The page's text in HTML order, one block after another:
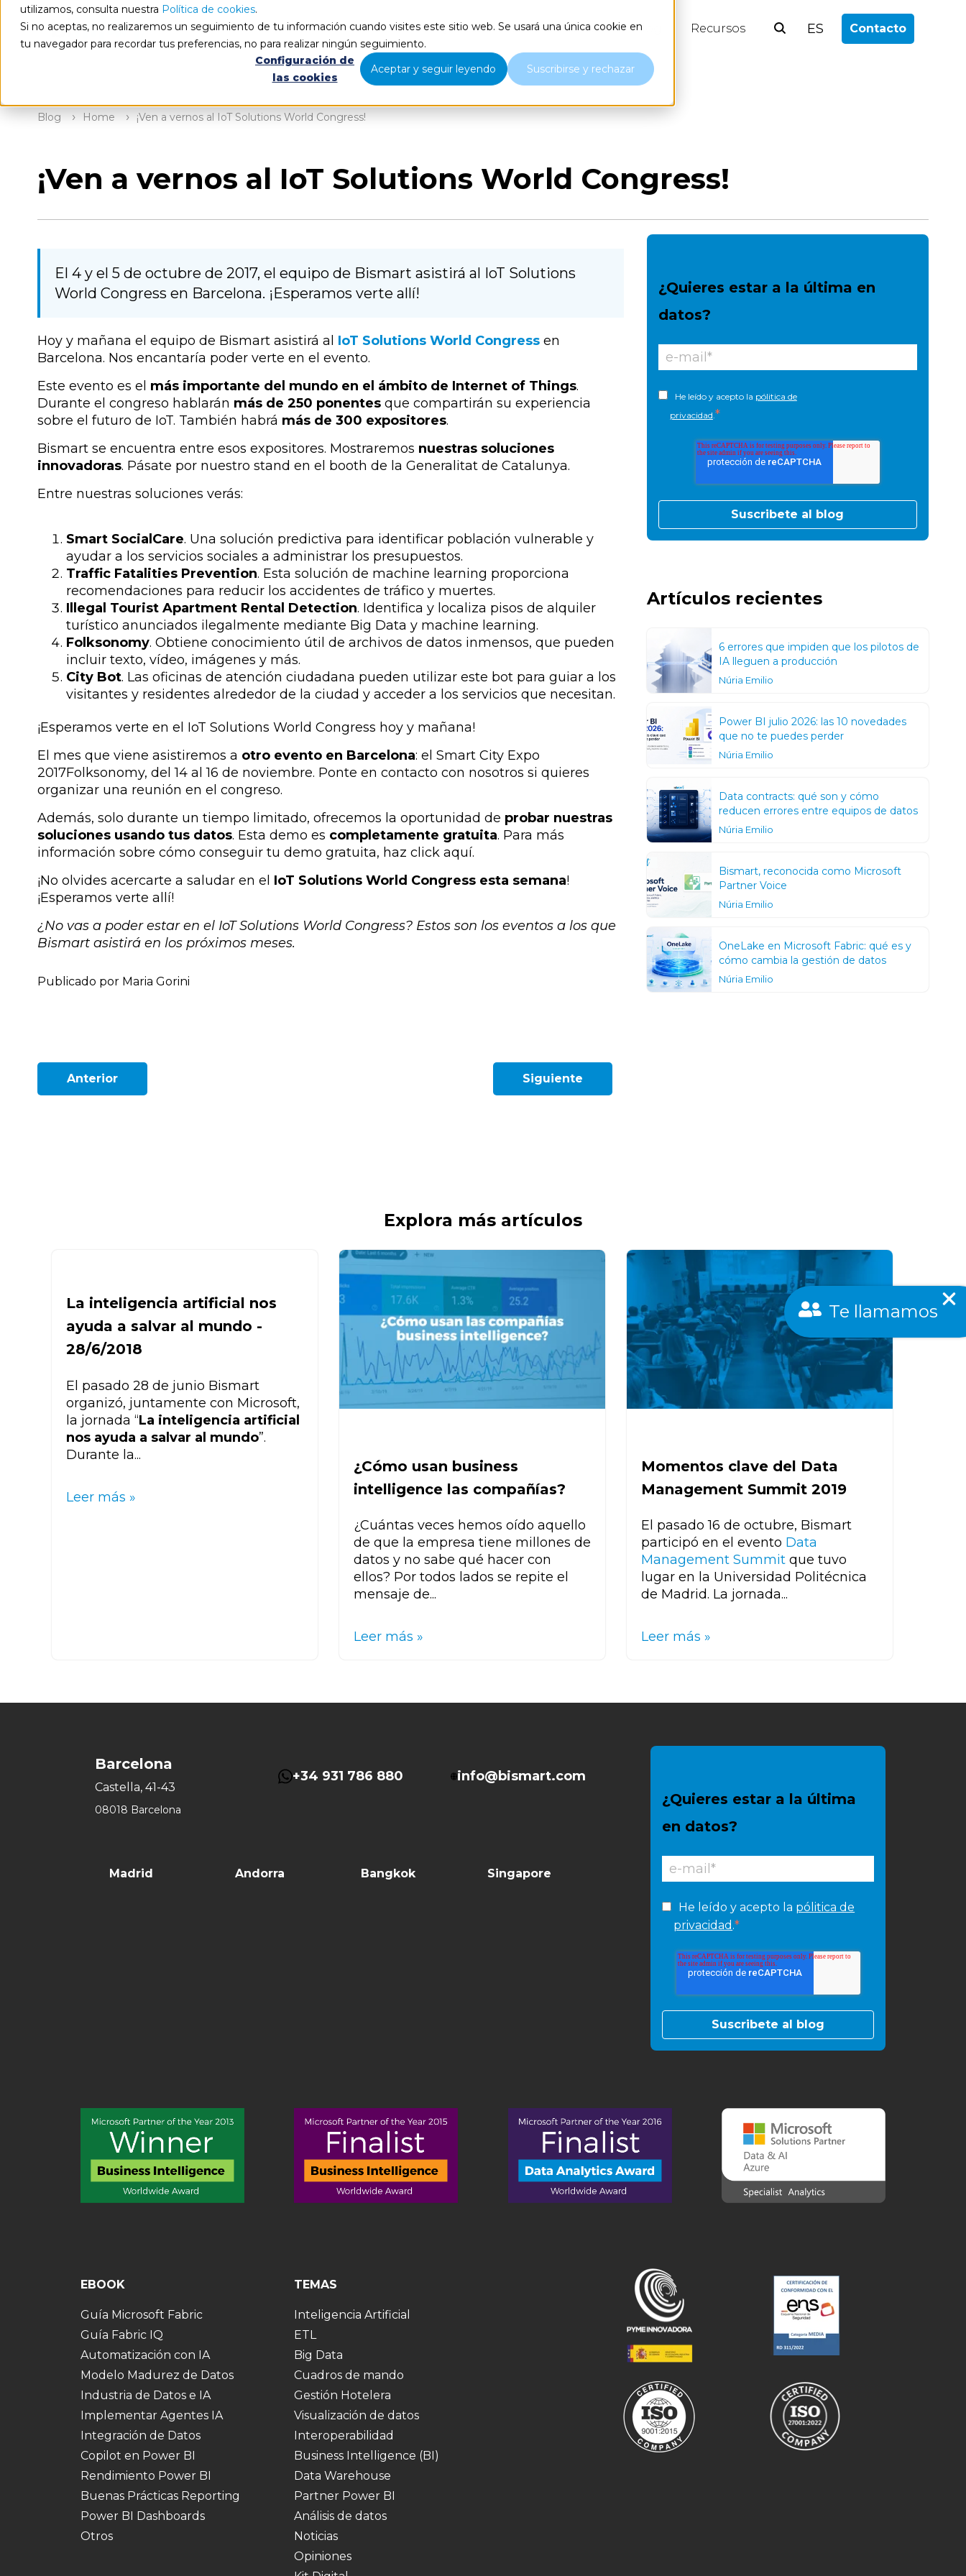
utilizamos, consulta nuestra Política de cookies.
Si no aceptas, no realizaremos un seguimiento de tu información cuando visites este sitio web. Se usará una única cookie en
tu navegador para recordar tus preferencias, no para realizar ningún seguimiento.
Configuración de
las cookies
Aceptar y seguir leyendo Suscribirse y rechazar
Qué hacemos Nosotros Blog Recursos ES Contacto
Blog Home ¡Ven a vernos al IoT Solutions World Congress!
¡Ven a vernos al IoT Solutions World Congress!
El 4 y el 5 de octubre de 2017, el equipo de Bismart asistirá al IoT Solutions
World Congress en Barcelona. ¡Esperamos verte allí!
Hoy y mañana el equipo de Bismart asistirá al IoT Solutions World Congress en
Barcelona. Nos encantaría poder verte en el evento.
Este evento es el más importante del mundo en el ámbito de Internet of Things.
Durante el congreso hablarán más de 250 ponentes que compartirán su experiencia
sobre el futuro de IoT. También habrá más de 300 expositores.
Bismart se encuentra entre esos expositores. Mostraremos nuestras soluciones
innovadoras. Pásate por nuestro stand en el booth de la Generalitat de Catalunya.
Entre nuestras soluciones verás:
Smart SocialCare. Una solución predictiva para identificar población vulnerable y
ayudar a los servicios sociales a administrar los presupuestos.
Traffic Fatalities Prevention. Esta solución de machine learning proporciona
recomendaciones para reducir los accidentes de tráfico y muertes.
Illegal Tourist Apartment Rental Detection. Identifica y localiza pisos de alquiler
turístico anunciados ilegalmente mediante Big Data y machine learning.
Folksonomy. Obtiene conocimiento útil de archivos de datos inmensos, que pueden
incluir texto, vídeo, imágenes y más.
City Bot. Las oficinas de atención ciudadana pueden utilizar este bot para guiar a los
visitantes y residentes alrededor de la ciudad y acceder a los servicios que necesitan.
¡Esperamos verte en el IoT Solutions World Congress hoy y mañana!
El mes que viene asistiremos a otro evento en Barcelona: el Smart City Expo
2017Folksonomy, del 14 al 16 de noviembre. Ponte en contacto con nosotros si quieres
organizar una reunión en el congreso.
Además, solo durante un tiempo limitado, ofrecemos la oportunidad de probar nuestras
soluciones usando tus datos. Esta demo es completamente gratuita. Para más
información sobre cómo conseguir tu demo gratuita, haz click aquí.
¡No olvides acercarte a saludar en el IoT Solutions World Congress esta semana!
¡Esperamos verte allí!
¿No vas a poder estar en el IoT Solutions World Congress? Estos son los eventos a los que
Bismart asistirá en los próximos meses.
Publicado por Maria Gorini
¿Quieres estar a la última en
datos?
He leído y acepto la pólitica de
privacidad *
Artículos recientes
6 errores que impiden que los pilotos de
IA lleguen a producción
Núria Emilio
Power BI julio 2026: las 10 novedades
que no te puedes perder
Núria Emilio
Data contracts: qué son y cómo
reducen errores entre equipos de datos
Núria Emilio
Bismart, reconocida como Microsoft
Partner Voice
Núria Emilio
OneLake en Microsoft Fabric: qué es y
cómo cambia la gestión de datos
Núria Emilio
Anterior Siguiente
Explora más artículos
La inteligencia artificial nos
ayuda a salvar al mundo -
28/6/2018
El pasado 28 de junio Bismart
organizó, juntamente con Microsoft,
la jornada “La inteligencia artificial
nos ayuda a salvar al mundo”.
Durante la...
Leer más »
¿Cómo usan business
intelligence las compañías?
¿Cuántas veces hemos oído aquello
de que la empresa tiene millones de
datos y no sabe qué hacer con
ellos? Por todos lados se repite el
mensaje de...
Leer más »
Momentos clave del Data
Management Summit 2019
El pasado 16 de octubre, Bismart
participó en el evento Data
Management Summit que tuvo
lugar en la Universidad Politécnica
de Madrid. La jornada...
Leer más »
Te llamamos
Barcelona
Castella, 41-43
08018 Barcelona
+34 931 786 880 info@bismart.com
Madrid Andorra Bangkok Singapore
¿Quieres estar a la última
en datos?
He leído y acepto la pólitica de
privacidad .*
EBOOK
Guía Microsoft Fabric
Guía Fabric IQ
Automatización con IA
Modelo Madurez de Datos
Industria de Datos e IA
Implementar Agentes IA
Integración de Datos
Copilot en Power BI
Rendimiento Power BI
Buenas Prácticas Reporting
Power BI Dashboards
Otros
TEMAS
Inteligencia Artificial
ETL
Big Data
Cuadros de mando
Gestión Hotelera
Visualización de datos
Interoperabilidad
Business Intelligence (BI)
Data Warehouse
Partner Power BI
Análisis de datos
Noticias
Opiniones